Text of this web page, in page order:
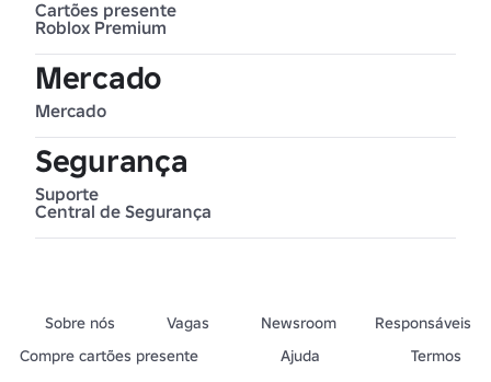
Cartões presente
Roblox Premium
Mercado
Mercado
Segurança
Suporte
Central de Segurança
Sobre nós Vagas Newsroom
Responsáveis
Compre cartões presente
Ajuda
Termos